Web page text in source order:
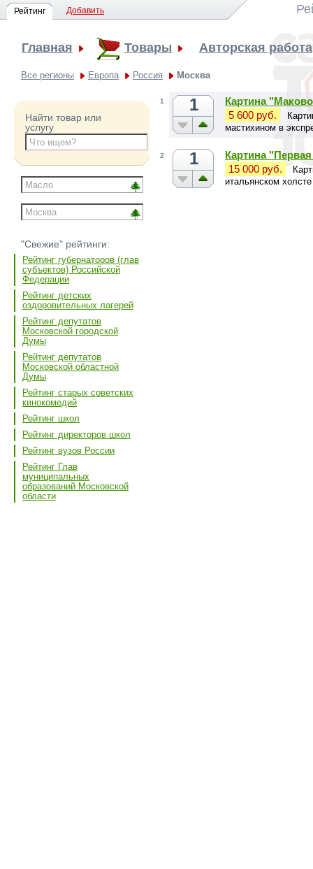
Рейтинг Добавить
Главная Товары Авторская работа
Все регионы Европа Россия Москва
Найти товар или
услугу
"Свежие" рейтинги:
Рейтинг губернаторов (глав
субъектов) Российской
Федерации
Рейтинг детских
оздоровительных лагерей
Рейтинг депутатов
Московской городской
Думы
Рейтинг депутатов
Московской областной
Думы
Рейтинг старых советских
кинокомедий
Рейтинг школ
Рейтинг директоров школ
Рейтинг вузов России
Рейтинг Глав
муниципальных
образований Московской
области
1 1
Картина
5 600 руб.
мастихином в
2 1
Картина
15 000 руб.
итальянском